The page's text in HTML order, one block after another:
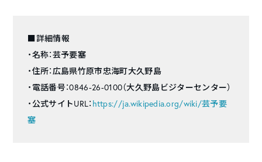
■詳細情報
・名称：芸予要塞
・住所：広島県竹原市忠海町大久野島
・電話番号：0846-26-0100（大久野島ビジターセンター）
・公式サイトURL： https://ja.wikipedia.org/wiki/芸予要
塞